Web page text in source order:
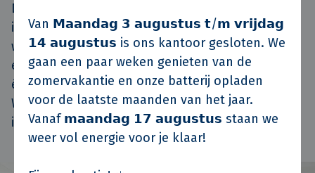
Van 𝗠𝗮𝗮𝗻𝗱𝗮𝗴 𝟯 𝗮𝘂𝗴𝘂𝘀𝘁𝘂𝘀 𝘁/𝗺 𝘃𝗿𝗶𝗷𝗱𝗮𝗴
𝟭𝟰 𝗮𝘂𝗴𝘂𝘀𝘁𝘂𝘀 is ons kantoor gesloten. We
gaan een paar weken genieten van de
zomervakantie en onze batterij opladen
voor de laatste maanden van het jaar.
Vanaf 𝗺𝗮𝗮𝗻𝗱𝗮𝗴 𝟭𝟳 𝗮𝘂𝗴𝘂𝘀𝘁𝘂𝘀 staan we
weer vol energie voor je klaar!
Deze samenwerking versterkt het comakerschap
in de bouwketen. Door langdurig samen te
werken, kunnen we processen verbeteren,
efficiëntie vergroten én woningen realiseren die
écht aansluiten bij de behoeften van senioren.
We bouwen niet alleen huizen, maar investeren
in een betere toekomst. 💛